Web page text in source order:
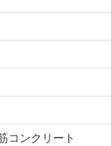
コンクリート